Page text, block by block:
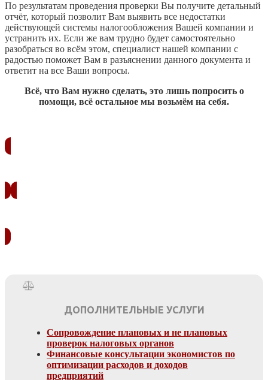
По результатам проведения проверки Вы получите детальный
отчёт, который позволит Вам выявить все недостатки
действующей системы налогообложения Вашей компании и
устранить их. Если же вам трудно будет самостоятельно
разобраться во всём этом, специалист нашей компании с
радостью поможет Вам в разъяснении данного документа и
ответит на все Ваши вопросы.
Всё, что Вам нужно сделать, это лишь попросить о
помощи, всё остальное мы возьмём на себя.
ДОПОЛНИТЕЛЬНЫЕ УСЛУГИ
Сопровождение плановых и не плановых
проверок налоговых органов
Финансовые консультации экономистов по
оптимизации расходов и доходов
предприятий